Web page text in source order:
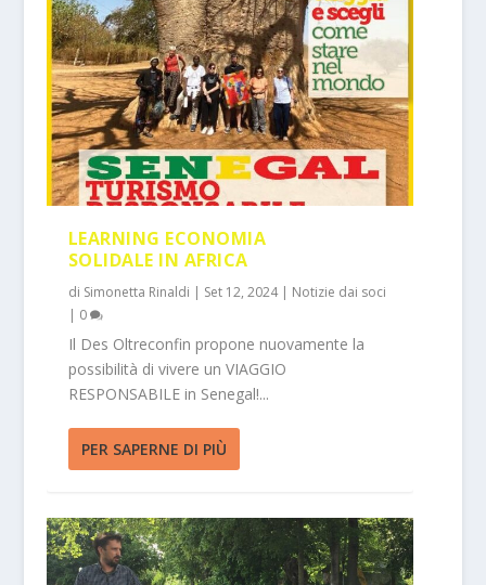
LEARNING ECONOMIA
SOLIDALE IN AFRICA
di Simonetta Rinaldi | Set 12, 2024| Notizie dai soci
| 0
Il Des Oltreconfin propone nuovamente la
possibilità di vivere un VIAGGIO
RESPONSABILE in Senegal!...
PER SAPERNE DI PIÙ